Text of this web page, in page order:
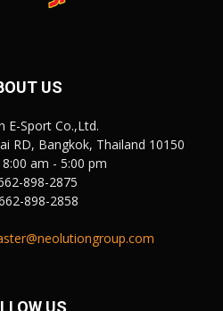
US
E-Sport Co.,Ltd.
RD, Bangkok, Thailand 10150
am - 5:00 pm
898-2875
898-2858